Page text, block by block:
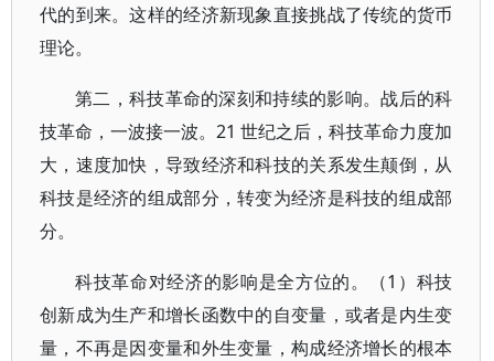
代的到来。这样的经济新现象直接挑战了传统的货币
理论。
第二，科技革命的深刻和持续的影响。战后的科
技革命，一波接一波。21 世纪之后，科技革命力度加
大，速度加快，导致经济和科技的关系发生颠倒，从
科技是经济的组成部分，转变为经济是科技的组成部
分。
科技革命对经济的影响是全方位的。（1）科技
创新成为生产和增长函数中的自变量，或者是内生变
量，不再是因变量和外生变量，构成经济增长的根本